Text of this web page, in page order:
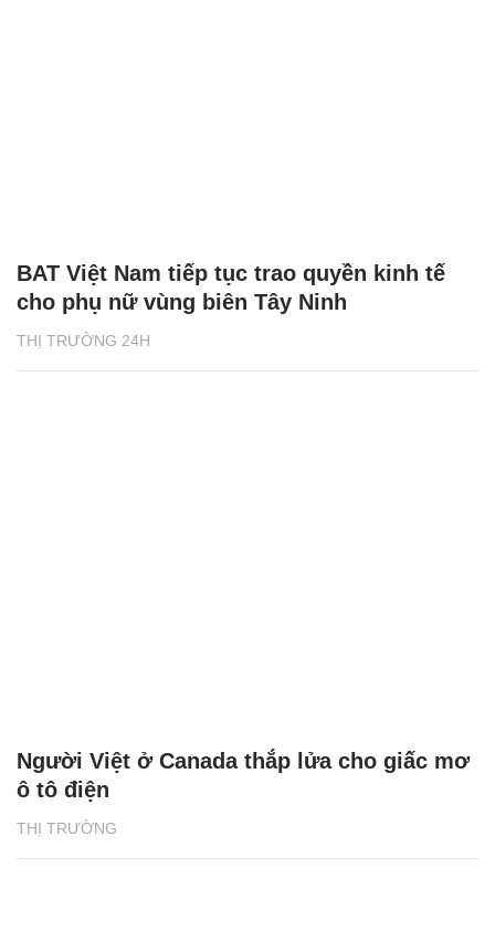
THỊ TRƯỜNG 24H
BAT Việt Nam tiếp tục trao quyền kinh tế
cho phụ nữ vùng biên Tây Ninh
THỊ TRƯỜNG
Người Việt ở Canada thắp lửa cho giấc mơ
ô tô điện